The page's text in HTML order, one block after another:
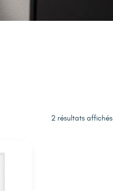
2 résultats affichés